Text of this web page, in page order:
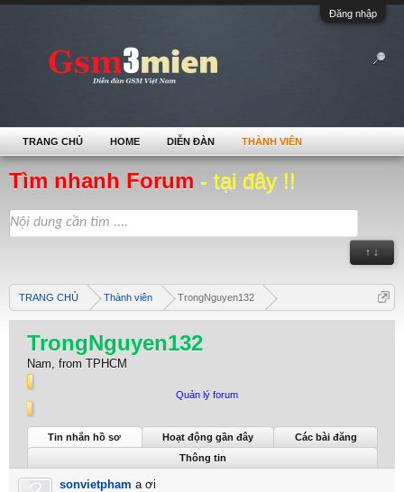
Đăng nhập
Tìm nhanh Forum - tại đây !!
↑ ↓
TRANG CHỦ Thành viên TrongNguyen132
TrongNguyen132
Nam, from TPHCM
Quản lý forum
TrongNguyen132 được nhìn thấy lần cuối: 28/4/26
Tin nhắn hồ sơ Hoạt động gần đây
Các bài đăng
Thông tin
sonvietpham a ơi
TRANG CHỦ HOME DIỄN ĐÀN THÀNH VIÊN